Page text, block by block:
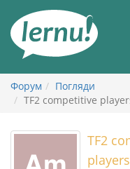
змісту
Форум
Погляди
TF2 competitive
TF2